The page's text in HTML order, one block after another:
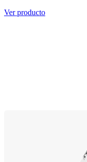
Ver producto